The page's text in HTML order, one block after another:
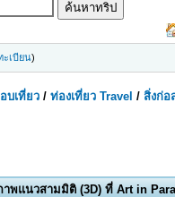
ะเบียน)
บเที่ยว /ท่องเที่ยว Travel /สิ่งก่อ
าพแนวสามมิติ (3D) ที่ Art in